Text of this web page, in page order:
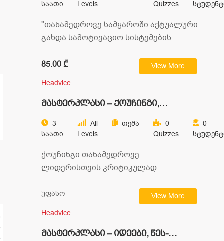
Საათი
Levels
Quizzes
"თანამედროვე სამყაროში აქტუალური
გახდა სამოტივაციო სისტემების
გამოწვევებთან ადაპტირება.
გემიფიკაცია კი ერთ-ერთი ყველაზე…
85.00 ₾
View More
Headvice
მასტერკლასი – ქოუჩინგი,
3
Საათი
All
Levels
Თემა
0
Quizzes
0
ქოუჩინგი თანამედროვე
ლიდერისთვის კრიტიკულად
რომელიც ნაკლებ დროში უკეთესი
შედეგების მიღწევის, საკუთარი და
უფასო
View More
Headvice
მასტერკლასი – იდეები, წეს-